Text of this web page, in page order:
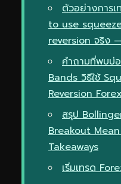
ตัวอย่างการ
to use
reversion จริง
คำถามที่พบบ่
Bands วิธีใช้
Reversion
สรุป
Breakout
Takeaways
เริ่มเทรด